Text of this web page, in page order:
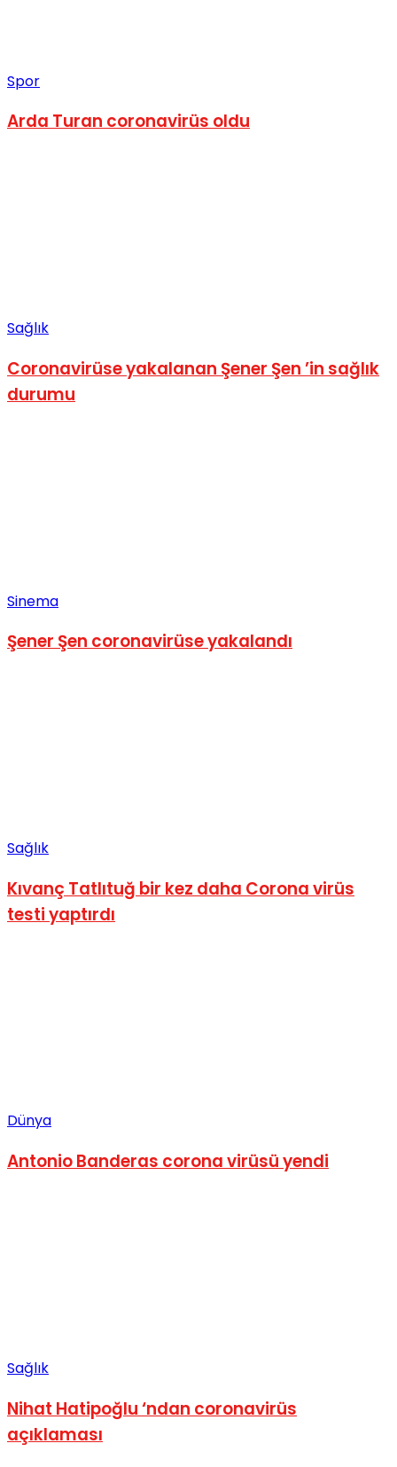
Spor
Arda Turan coronavirüs oldu
Sağlık
Coronavirüse yakalanan Şener Şen ’in sağlık
durumu
Sinema
Şener Şen coronavirüse yakalandı
Sağlık
Kıvanç Tatlıtuğ bir kez daha Corona virüs
testi yaptırdı
Dünya
Antonio Banderas corona virüsü yendi
Sağlık
Nihat Hatipoğlu ‘ndan coronavirüs
açıklaması